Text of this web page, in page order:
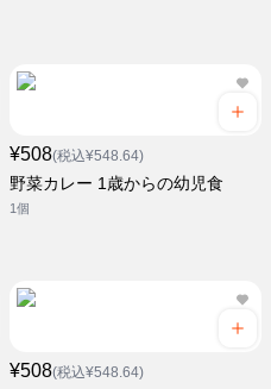
¥508(税込¥548.64)
野菜カレー 1歳からの幼児食
1個
¥508(税込¥548.64)